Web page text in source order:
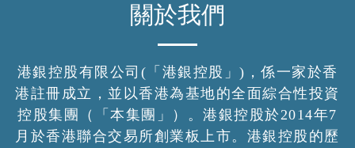
關於我們
港銀控股有限公司(「港銀控股」)，係一家於香
港註冊成立，並以香港為基地的全面綜合性投資
控股集團（「本集團」）。港銀控股於2014年7
月於香港聯合交易所創業板上市。港銀控股的歷